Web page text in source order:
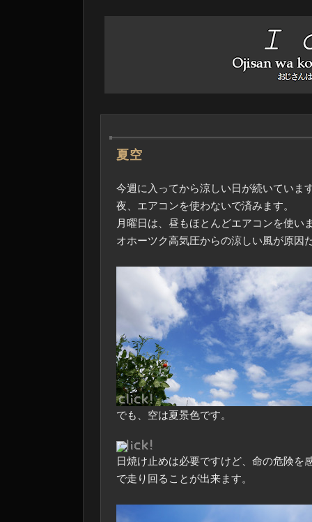
夏空
―
今週に入ってから涼しい日が続いていま
夜、エアコンを使わないで済みます。
月曜日は、昼もほとんどエアコンを使い
オホーツク高気圧からの涼しい風が原因
でも、空は夏景色です。
日焼け止めは必要ですけど、命の危険を
で走り回ることが出来ます。